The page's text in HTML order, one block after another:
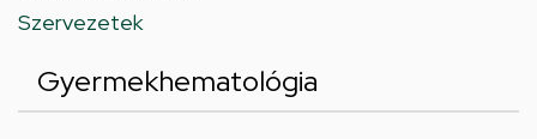
Szervezetek
Gyermekhematológia